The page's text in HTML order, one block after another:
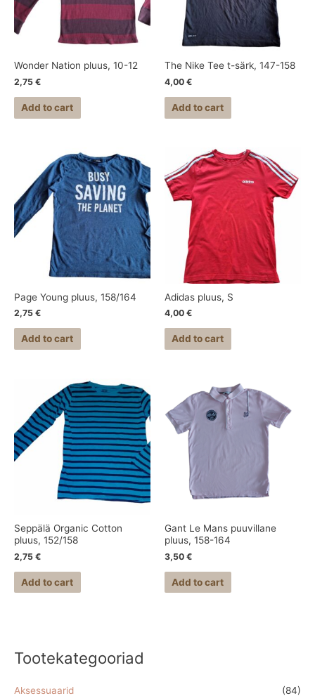
Tootekategooriad
Aksessuaarid (84)
Wonder Nation pluus, 10-12
2,75 €
Add to cart
The Nike Tee t-särk, 147-158
4,00 €
Add to cart
Page Young pluus, 158/164
2,75 €
Add to cart
Adidas pluus, S
4,00 €
Add to cart
Seppälä Organic Cotton
pluus, 152/158
2,75 €
Add to cart
Gant Le Mans puuvillane
pluus, 158-164
3,50 €
Add to cart